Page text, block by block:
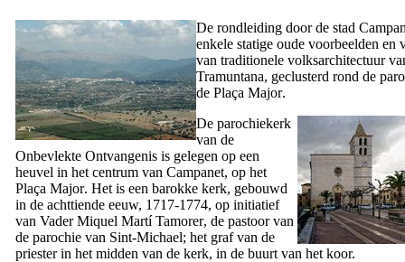
De rondleiding door de stad
enkele statige oude voorbeelden en
van traditionele volksarchitectuur
Tramuntana, geclusterd rond de
de Plaça Major.
De parochiekerk
van de
Onbevlekte Ontvangenis is gelegen op een
heuvel in het centrum van Campanet, op het
Plaça Major. Het is een barokke kerk, gebouwd
in de achttiende eeuw, 1717-1774, op initiatief
van VaderMiquel Martí Tamorer, de pastoor van
de parochie van Sint-Michael; het graf van de
priester in het midden van de kerk, in de buurt van het koor.